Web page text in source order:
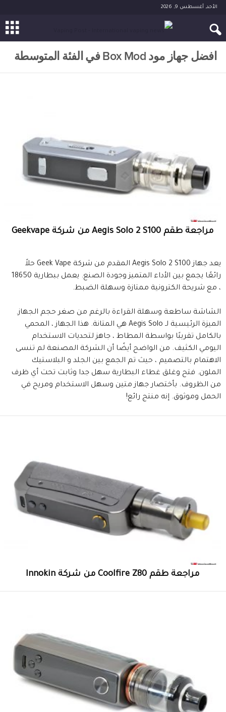
الأحد, أغسطس 9, 2026
افضل جهاز مود Box Mod في الفئة المتوسطة
مراجعة طقم Aegis Solo 2 S100 من شركة Geekvape
يعد جهاز Aegis Solo 2 S100 المقدم من شركة Geek Vape حلاً
رائعًا يجمع بين الأداء المتميز وجودة الصنع. يعمل ببطارية 18650
، مع شريحة الكترونية ممتازة وسهلة الضبط.
الشاشة ساطعة وسهلة القراءة بالرغم من صغر حجم الجهاز.
الميزة الرئيسية لـ Aegis Solo هي المتانة. هذا الجهاز ، المحمي
بالكامل تقريبًا بواسطة المطاط ، جاهز لتحديات الاستخدام
اليومي الكثيف. من الواضح أيضًا أن الشركة المصنعة لم تنسى
الاهتمام بالتصميم ، حيث تم الجمع بين الجلد و البلاستيك
الملون. فتح وغلق غطاء البطارية سهل جدا وثابت تحت أي ظرف
من الظروف. بأختصار جهاز متين وسهل الاستخدام ومريح في
الحمل وموثوق. إنه منتج رائع!
مراجعة طقم Coolfire Z80 من شركة Innokin